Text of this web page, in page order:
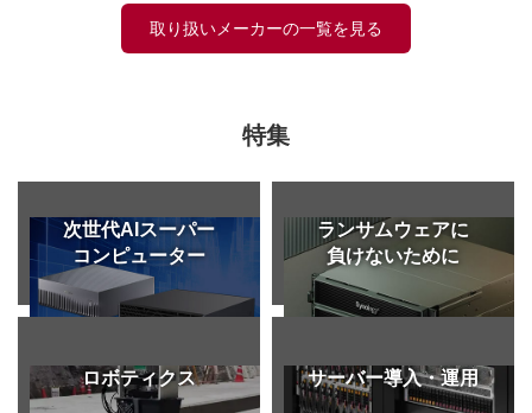
取り扱いメーカーの一覧を見る
特集
次世代AIスーパー
コンピューター
ランサムウェアに
負けないために
ロボティクス サーバー導入・運用